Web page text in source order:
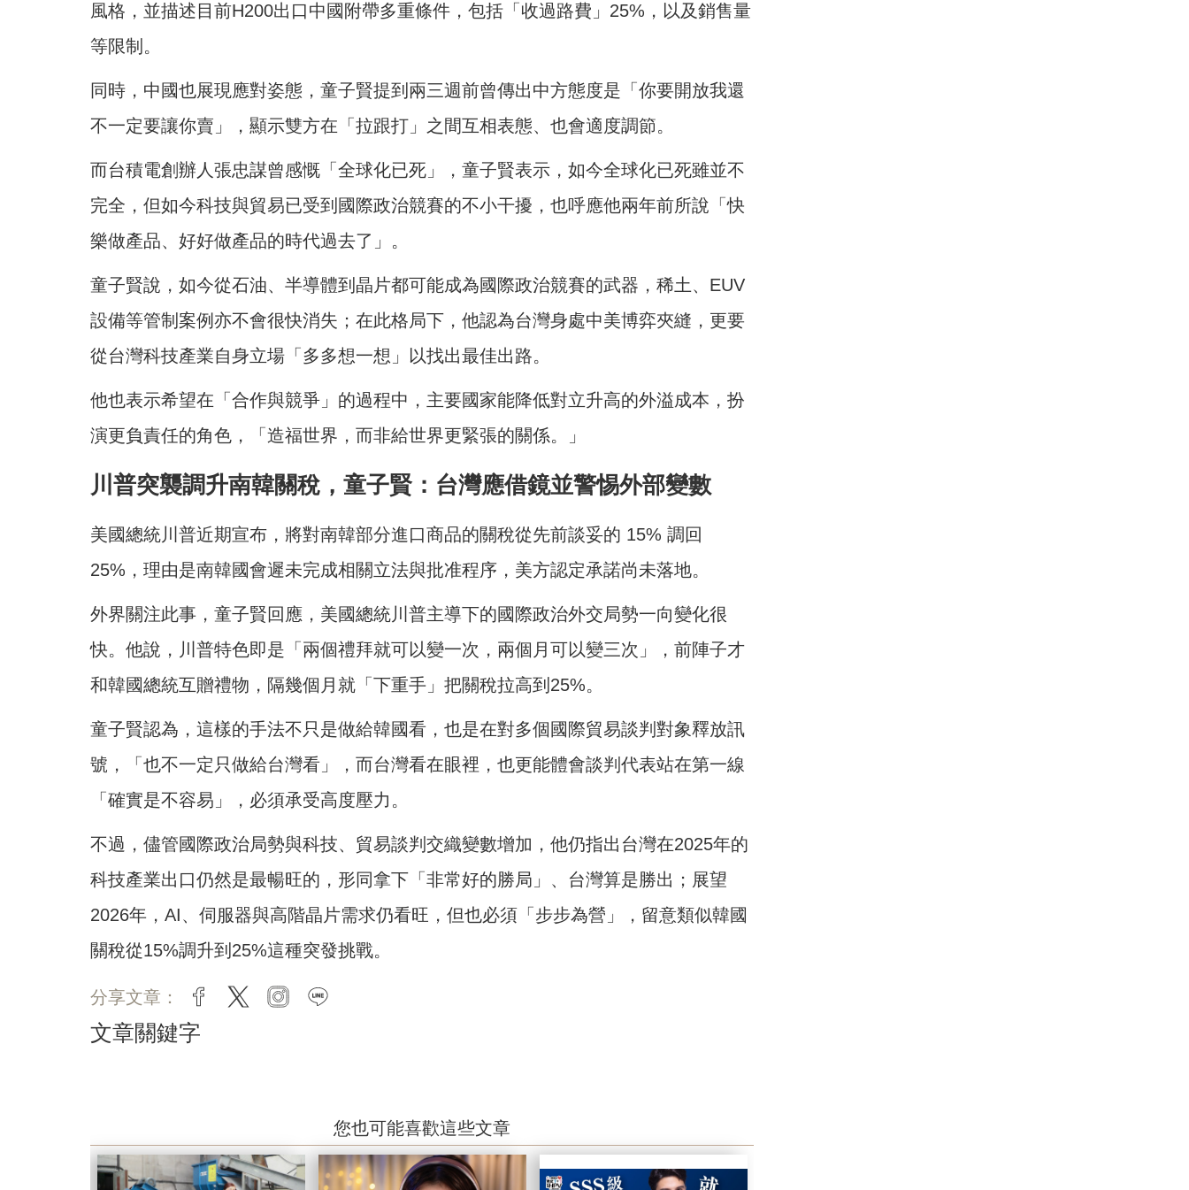
風格，並描述目前H200出口中國附帶多重條件，包括「收過路費」25%，以及銷售量
等限制。
同時，中國也展現應對姿態，童子賢提到兩三週前曾傳出中方態度是「你要開放我還
不一定要讓你賣」，顯示雙方在「拉跟打」之間互相表態、也會適度調節。
而台積電創辦人張忠謀曾感慨「全球化已死」，童子賢表示，如今全球化已死雖並不
完全，但如今科技與貿易已受到國際政治競賽的不小干擾，也呼應他兩年前所說「快
樂做產品、好好做產品的時代過去了」。
童子賢說，如今從石油、半導體到晶片都可能成為國際政治競賽的武器，稀土、EUV
設備等管制案例亦不會很快消失；在此格局下，他認為台灣身處中美博弈夾縫，更要
從台灣科技產業自身立場「多多想一想」以找出最佳出路。
他也表示希望在「合作與競爭」的過程中，主要國家能降低對立升高的外溢成本，扮
演更負責任的角色，「造福世界，而非給世界更緊張的關係。」
川普突襲調升南韓關稅，童子賢：台灣應借鏡並警惕外部變數
美國總統川普近期宣布，將對南韓部分進口商品的關稅從先前談妥的 15% 調回
25%，理由是南韓國會遲未完成相關立法與批准程序，美方認定承諾尚未落地。
外界關注此事，童子賢回應，美國總統川普主導下的國際政治外交局勢一向變化很
快。他說，川普特色即是「兩個禮拜就可以變一次，兩個月可以變三次」，前陣子才
和韓國總統互贈禮物，隔幾個月就「下重手」把關稅拉高到25%。
童子賢認為，這樣的手法不只是做給韓國看，也是在對多個國際貿易談判對象釋放訊
號，「也不一定只做給台灣看」，而台灣看在眼裡，也更能體會談判代表站在第一線
「確實是不容易」，必須承受高度壓力。
不過，儘管國際政治局勢與科技、貿易談判交織變數增加，他仍指出台灣在2025年的
科技產業出口仍然是最暢旺的，形同拿下「非常好的勝局」、台灣算是勝出；展望
2026年，AI、伺服器與高階晶片需求仍看旺，但也必須「步步為營」，留意類似韓國
關稅從15%調升到25%這種突發挑戰。
分享文章： facebook
twitter instagram
文章關鍵字
您也可能喜歡這些文章